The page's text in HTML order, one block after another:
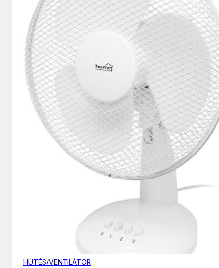
HÚTÉS/VENTILÁTOR